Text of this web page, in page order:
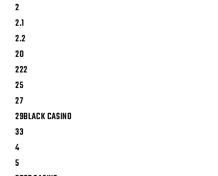
2
2.1
2.2
20
222
25
27
29BLACK CASINO
33
4
5